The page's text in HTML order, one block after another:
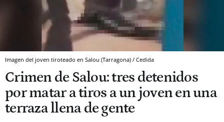
Imagen del joven tiroteado en Salou (Tarragona) / Cedida
Crimen de Salou: tres detenidos
por matar a tiros a un joven en una
terraza llena de gente